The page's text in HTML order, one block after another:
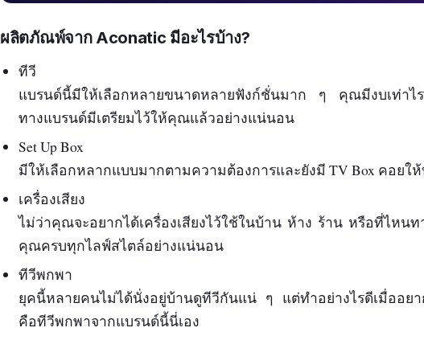
ผลิตภัณพ์จาก Aconatic มีอะไรบ้าง?
ทีวี
แบรนด์นี้มีให้เลือกหลายขนาดหลายฟังก์ชั่นมาก ๆ คุณมีงบเท่าไร
ทางแบรนด์มีเตรียมไว้ให้คุณแล้วอย่างแน่นอน
Set Up Box
มีให้เลือกหลากแบบมากตามความต้องการและยังมี TV Box คอยใ
เครื่องเสียง
ไม่ว่าคุณจะอยากได้เครื่องเสียงไว้ใช้ในบ้าน ห้าง ร้าน หรือที่ไหน
คุณครบทุกไลฟ์สไตล์อย่างแน่นอน
ทีวีพกพา
ยุคนี้หลายคนไม่ได้นั่งอยู่บ้านดูทีวีกันแน่ ๆ แต่ทำอย่างไรดีเมื่ออย
คือทีวีพกพาจากแบรนด์นี้นี่เอง